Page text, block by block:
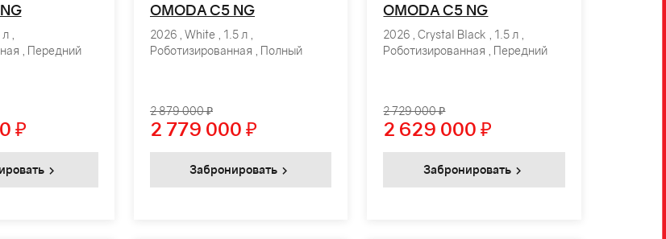
,
, Передний
₽
OMODA C5 NG
2026 , White , 1.5 л ,
Роботизированная , Полный
2 879 000 ₽
2 779 000 ₽
Забронировать
OMODA C5 NG
2026 , Crystal Black , 1.5 л ,
Роботизированная , Передний
2 729 000 ₽
2 629 000 ₽
Забронировать